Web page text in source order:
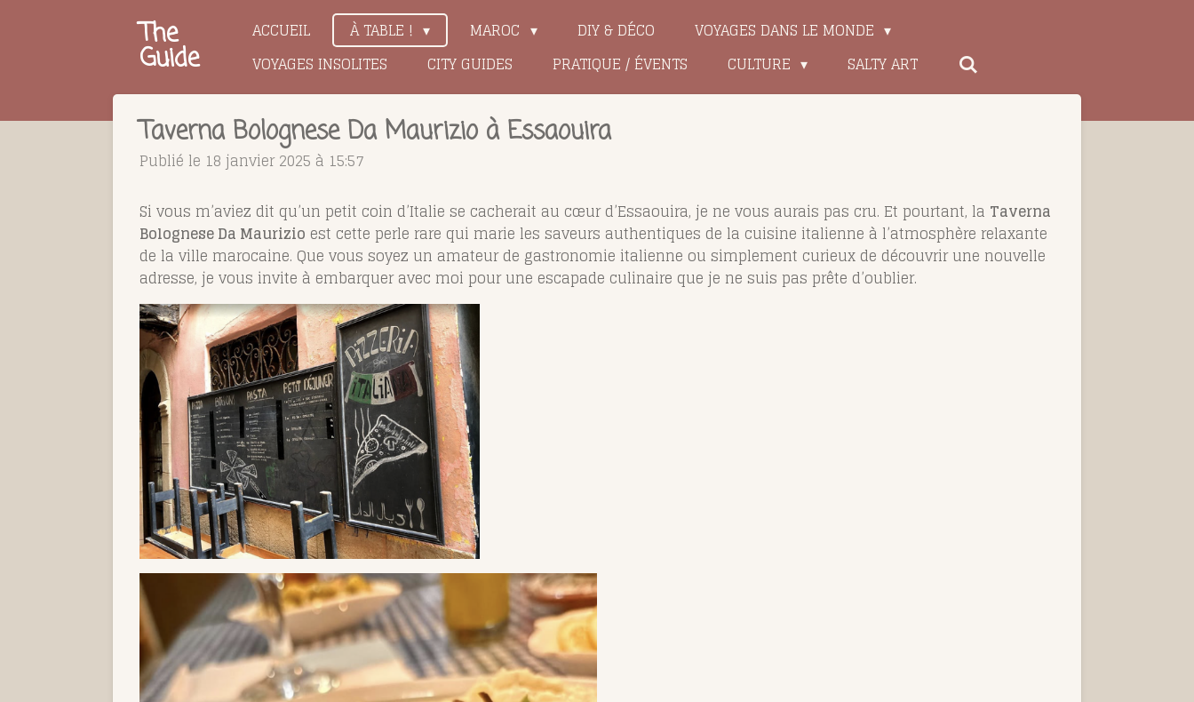
The
Guide
ACCUEIL À TABLE ! MAROC DIY & DÉCO
VOYAGES DANS LE MONDE
VOYAGES INSOLITES
CITY GUIDES PRATIQUE / ÉVENTS CULTURE SALTY ART
Taverna Bolognese Da Maurizio à Essaouira
Publié le 18 janvier 2025 à 15:57
Si vous m’aviez dit qu’un petit coin d’Italie se cacherait au cœur d’Essaouira, je ne vous aurais pas cru. Et pourtant, la Taverna
Bolognese Da Maurizio est cette perle rare qui marie les saveurs authentiques de la cuisine italienne à l’atmosphère relaxante
de la ville marocaine. Que vous soyez un amateur de gastronomie italienne ou simplement curieux de découvrir une nouvelle
adresse, je vous invite à embarquer avec moi pour une escapade culinaire que je ne suis pas prête d’oublier.